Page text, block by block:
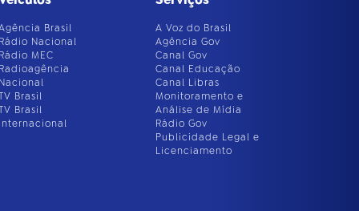
Brasil
Nacional
MEC
Brasil
Brasil
A Voz do Brasil
Agência Gov
Canal Gov
Canal Educação
Canal Libras
Monitoramento e
Análise de Mídia
Rádio Gov
Publicidade Legal e
Licenciamento